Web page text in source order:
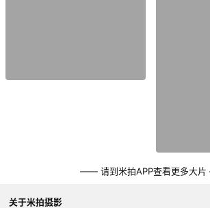
—— 请到米拍APP查看更多大
关于米拍摄影